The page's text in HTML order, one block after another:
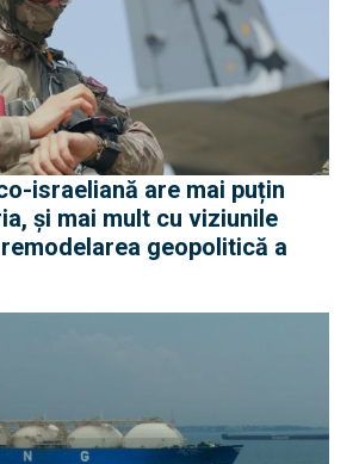
israeliană are mai puțin
și mai mult cu viziunile
geopolitică a